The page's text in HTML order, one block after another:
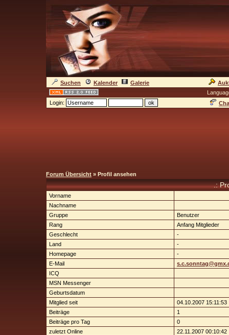
Suchen Kalender Galerie
Login:
Forum Übersicht » Profil ansehen
.:
Vorname
Nachname
Gruppe
Benutzer
Rang
Anfang Mitglieder
Geschlecht
-
Land
-
Homepage
-
E-Mail
ICQ
MSN Messenger
Geburtsdatum
Mitglied seit
04.10.2007 15:11:53
Beiträge
1
Beiträge pro Tag
0
zuletzt Online
22.11.2007 00:10:42